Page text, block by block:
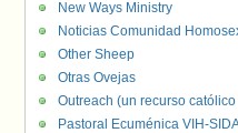
New Ways Ministry
Noticias Comunidad
Other Sheep
Otras Ovejas
Outreach (un recurso católico
Pastoral Ecuménica VIH-